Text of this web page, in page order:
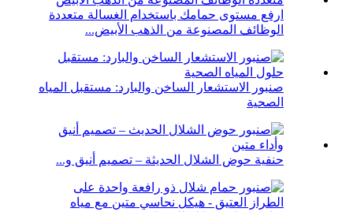
ارفع مستوى حمامك باستخدام الغسالة متعددة
الوظائف المصنوعة من الذهب الأبيض...
صنبور الاستشعار الساخن والبارد: مستقبل المياه
الصحية
حنفية حوض الشلال الحديثة – تصميم أنيق و...